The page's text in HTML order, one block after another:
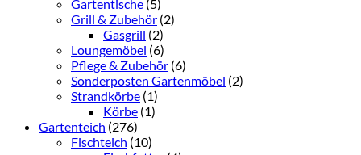
Gartentische (5)
Grill & Zubehör (2)
Gasgrill (2)
Loungemöbel (6)
Pflege & Zubehör (6)
Sonderposten Gartenmöbel (2)
Strandkörbe (1)
Körbe (1)
Gartenteich (276)
Fischteich (10)